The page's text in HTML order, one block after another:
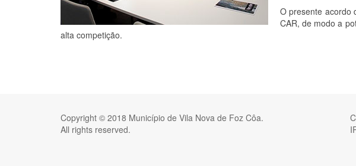
O presente acordo
CAR, de modo a
alta competição.
Copyright © 2018 Município de Vila Nova de Foz Côa.
All rights reserved.